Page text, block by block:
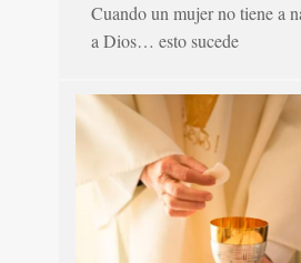
Cuando un mujer no tiene a
a Dios… esto sucede